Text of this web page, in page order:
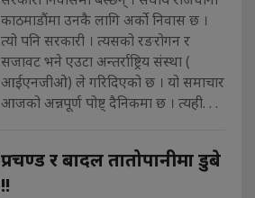
काठमाडौंमा उनकै लागि अर्को निवास छ ।
त्यो पनि सरकारी । त्यसको रङरोगन र
सजावट भने एउटा अन्तर्राष्ट्रिय संस्था (
आईएनजीओ) ले गरिदिएको छ । यो समाचार
आजको अन्नपूर्ण पोष्ट् दैनिकमा छ । त्यही. . .
प्रचण्ड र बादल तातोपानीमा डुबे
!!